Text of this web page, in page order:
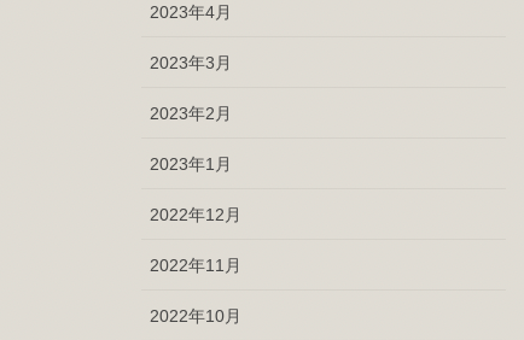
2023年4月
2023年3月
2023年2月
2023年1月
2022年12月
2022年11月
2022年10月